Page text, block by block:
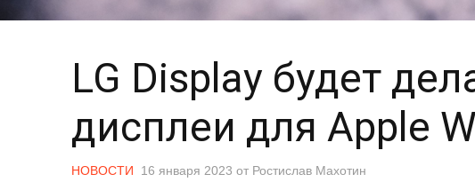
LG Display будет
дисплеи для Apple
НОВОСТИ 16 января 2023 от Ростислав Махотин